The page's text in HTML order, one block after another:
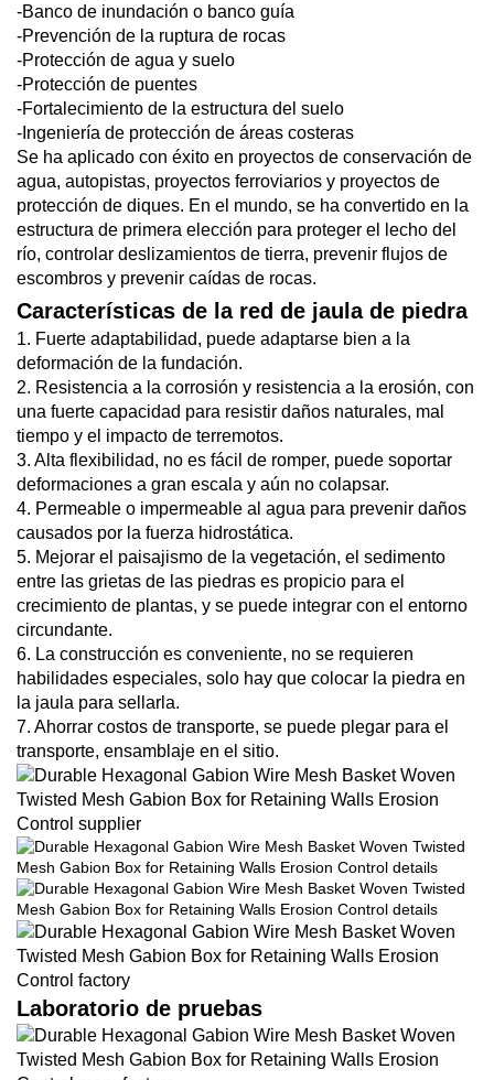
-Banco de inundación o banco guía
-Prevención de la ruptura de rocas
-Protección de agua y suelo
-Protección de puentes
-Fortalecimiento de la estructura del suelo
-Ingeniería de protección de áreas costeras
Se ha aplicado con éxito en proyectos de conservación de
agua, autopistas, proyectos ferroviarios y proyectos de
protección de diques. En el mundo, se ha convertido en la
estructura de primera elección para proteger el lecho del
río, controlar deslizamientos de tierra, prevenir flujos de
escombros y prevenir caídas de rocas.
Características de la red de jaula de piedra
1. Fuerte adaptabilidad, puede adaptarse bien a la
deformación de la fundación.
2. Resistencia a la corrosión y resistencia a la erosión, con
una fuerte capacidad para resistir daños naturales, mal
tiempo y el impacto de terremotos.
3. Alta flexibilidad, no es fácil de romper, puede soportar
deformaciones a gran escala y aún no colapsar.
4. Permeable o impermeable al agua para prevenir daños
causados por la fuerza hidrostática.
5. Mejorar el paisajismo de la vegetación, el sedimento
entre las grietas de las piedras es propicio para el
crecimiento de plantas, y se puede integrar con el entorno
circundante.
6. La construcción es conveniente, no se requieren
habilidades especiales, solo hay que colocar la piedra en
la jaula para sellarla.
7. Ahorrar costos de transporte, se puede plegar para el
transporte, ensamblaje en el sitio.
Laboratorio de pruebas